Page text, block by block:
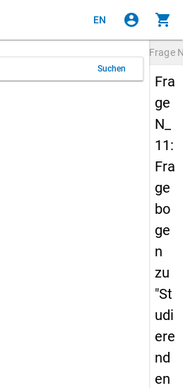
EN account_circle shopping_cart
Suchen
Frage
Fra
ge
N_
11:
Fra
ge
bo
ge
n
zu
"St
udi
ere
nd
en